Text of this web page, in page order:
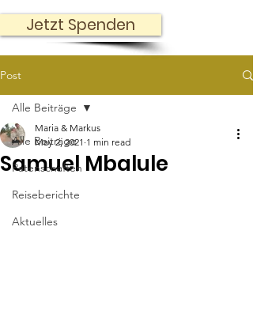
Jetzt Spenden
Post
Alle Beiträge
Patenschaften
Reiseberichte
Aktuelles
Alle Beiträge
Samuel Mbalule
Maria & Markus
May 2, 2021 1 min read